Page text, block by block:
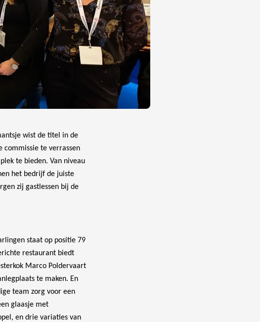
wist de titel in de
commissie te verrassen
te bieden. Van niveau
het bedrijf de juiste
zij gastlessen bij de
staat op positie 79
restaurant biedt
Marco Poldervaart
te maken. En
team zorg voor een
glaasje met
en drie variaties van